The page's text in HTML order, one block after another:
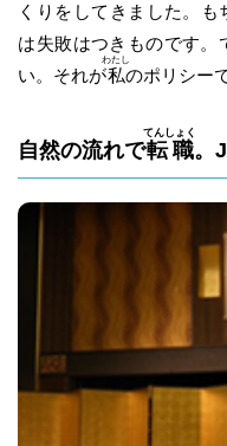
くりをしてきました。
は失敗はつきものです。
い。それが私
わたし
のポリシー
自然の流れで転職
てんしょく
。